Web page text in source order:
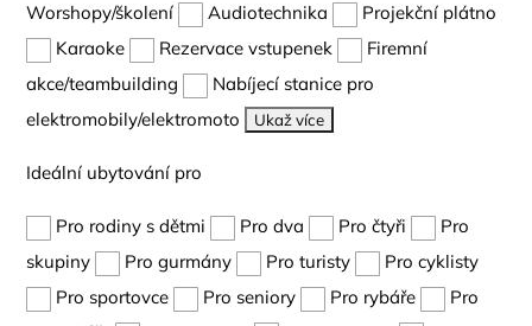
Worshopy/školení
Audiotechnika
Projekční plátno
Karaoke
Rezervace vstupenek
Firemní
akce/teambuilding
Nabíjecí stanice pro
elektromobily/elektromoto
Ukaž více
Ideální ubytování pro
Pro rodiny s dětmi Pro dva Pro čtyři
Pro
skupiny
Pro gurmány Pro turisty
Pro cyklisty
Pro sportovce
Pro seniory Pro rybáře
Pro